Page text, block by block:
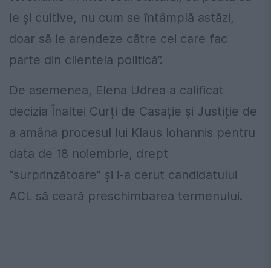
le și cultive, nu cum se întâmplă astăzi,
doar să le arendeze către cei care fac
parte din clientela politică”.
De asemenea, Elena Udrea a calificat
decizia Înaltei Curți de Casație și Justiție de
a amâna procesul lui Klaus Iohannis pentru
data de 18 noiembrie, drept
“surprinzătoare” și i-a cerut candidatului
ACL să ceară preschimbarea termenului.